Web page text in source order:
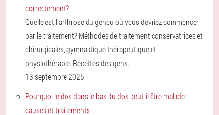
correctement?
Quelle est l'arthrose du genou où vous devriez commencer
par le traitement? Méthodes de traitement conservatrices et
chirurgicales, gymnastique thérapeutique et
physiothérapie. Recettes des gens.
13 septembre 2025
Pourquoi le dos dans le bas du dos peut-il être malade:
causes et traitements